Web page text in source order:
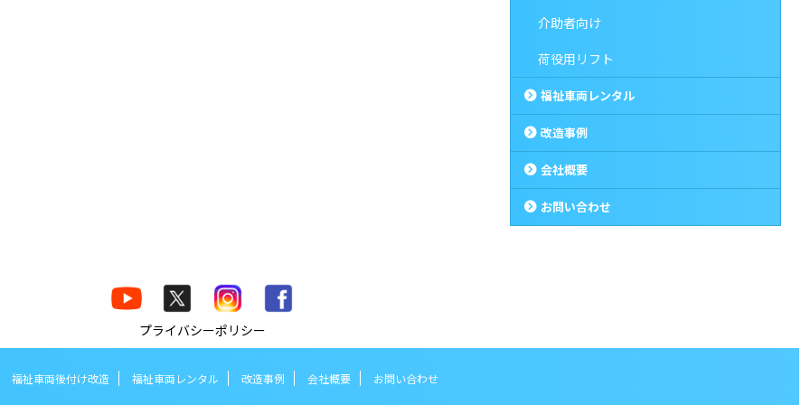
介助者向け
荷役用リフト
福祉車両レンタル
改造事例
会社概要
お問い合わせ
プライバシーポリシー
福祉車両後付け改造 福祉車両レンタル 改造事例 会社概要 お問い合わせ